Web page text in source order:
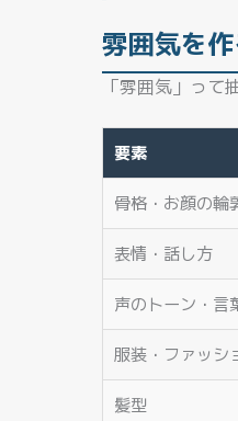
雰囲気を
「雰囲気」って
要素
骨格・お顔の輪
表情・話し方
声のトーン・言
服装・ファッシ
髪型